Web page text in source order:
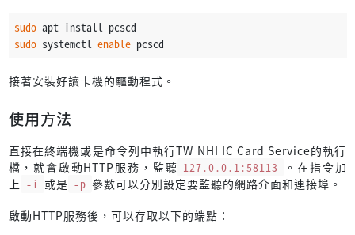
sudo apt install pcscd
sudo systemctl enable pcscd
接著安裝好讀卡機的驅動程式。
使用方法
直接在終端機或是命令列中執行TW NHI IC Card Service的執行
檔，就會啟動HTTP服務，監聽 127.0.0.1:58113
。在指令加
上 -i 或是 -p 參數可以分別設定要監聽的網路介面和連接埠。
啟動HTTP服務後，可以存取以下的端點：